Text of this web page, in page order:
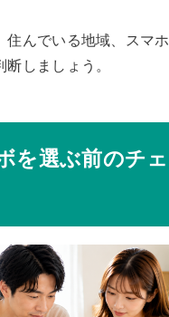
住んでいる地域、スマ
しましょう。
を選ぶ前のチ